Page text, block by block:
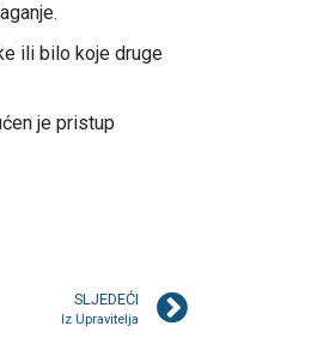
ili bilo koje druge
je pristup
SLJEDEĆI
Iz Upravitelja